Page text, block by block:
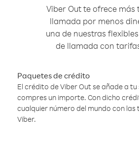
Viber Out te ofrece más
llamada por menos
una de nuestras
de llamada con
Paquetes de crédito
El crédito de Viber Out se añade a
compres un importe. Con dicho
cualquier número del mundo con las
Viber.